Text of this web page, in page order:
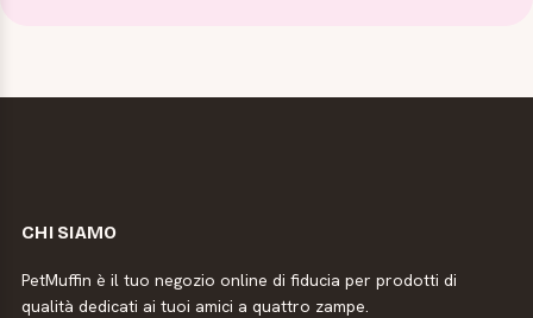
CHI SIAMO
PetMuffin è il tuo negozio online di fiducia per prodotti di
qualità dedicati ai tuoi amici a quattro zampe.